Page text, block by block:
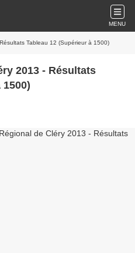
MENU
Tableau 12 (Supérieur à 1500)
2013 - Résultats